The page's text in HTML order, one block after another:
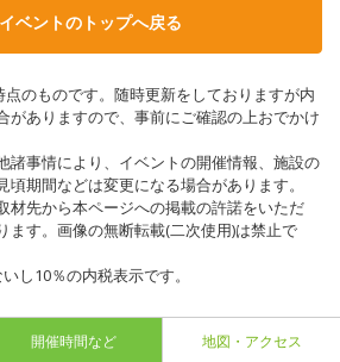
ベントのトップへ戻る
のものです。随時更新をしておりますが内
がありますので、事前にご確認の上おでかけ
諸事情により、イベントの開催情報、施設の
期間などは変更になる場合があります。
材先から本ページへの掲載の許諾をいただ
ます。画像の無断転載(二次使用)は禁止で
し10％の内税表示です。
開催時間など 地図・アクセス